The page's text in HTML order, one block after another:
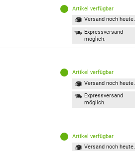
Artikel verfügbar
Versand noch heute.
Expressversand
möglich.
Artikel verfügbar
Versand noch heute.
Expressversand
möglich.
Artikel verfügbar
Versand noch heute.